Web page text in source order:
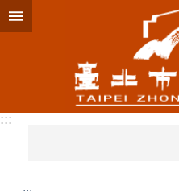
跳到主要內容區塊
:::